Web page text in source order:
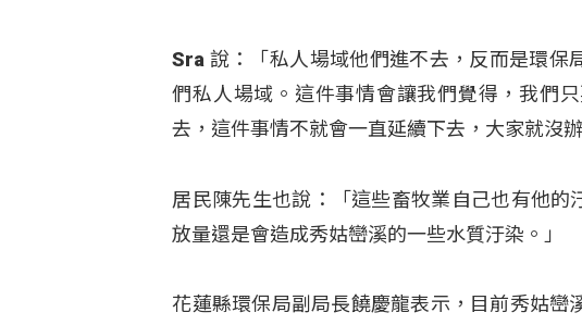
Sra 說：「私人場域他們進不去，反而是環保
們私人場域。這件事情會讓我們覺得，我們
去，這件事情不就會一直延續下去，大家就沒
居民陳先生也說：「這些畜牧業自己也有他
放量還是會造成秀姑巒溪的一些水質汙染。」
花蓮縣環保局副局長饒慶龍表示，目前秀姑